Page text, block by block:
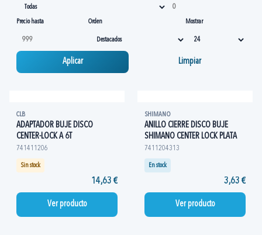
Precio hasta Orden Mostrar
Aplicar Limpiar
CLB
ADAPTADOR BUJE DISCO
CENTER-LOCK A 6T
741411206
Sin stock
14,63 €
Ver producto
SHIMANO
ANILLO CIERRE DISCO BUJE
SHIMANO CENTER LOCK PLATA
7411204313
En stock
3,63 €
Ver producto